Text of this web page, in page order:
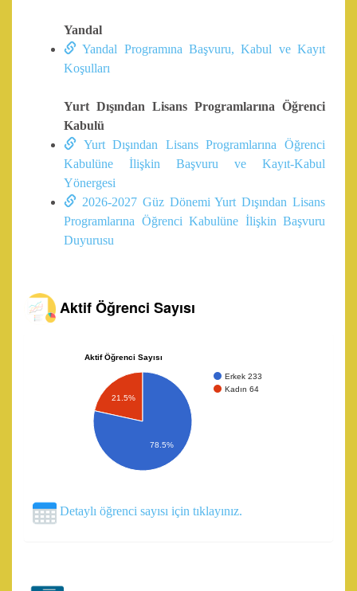
Yandal
Yandal Programına Başvuru, Kabul ve Kayıt
Koşulları
Yurt Dışından Lisans Programlarına Öğrenci
Kabulü
Yurt Dışından Lisans Programlarına Öğrenci
Kabulüne İlişkin Başvuru ve Kayıt-Kabul
Yönergesi
2026-2027 Güz Dönemi Yurt Dışından Lisans
Programlarına Öğrenci Kabulüne İlişkin Başvuru
Duyurusu
Aktif Öğrenci Sayısı
Aktif Öğrenci Sayısı
Erkek 233
Kadın 64
21.5%
78.5%
Detaylı öğrenci sayısı için tıklayınız.